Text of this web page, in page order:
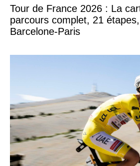
Tour de France 2026 : La
parcours complet, 21
Barcelone-Paris